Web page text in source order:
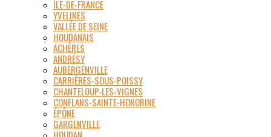
ÎLE-DE-FRANCE
YVELINES
VALLÉE DE SEINE
HOUDANAIS
ACHÈRES
ANDRÉSY
AUBERGENVILLE
CARRIÈRES-SOUS-POISSY
CHANTELOUP-LES-VIGNES
CONFLANS-SAINTE-HONORINE
ÉPÔNE
GARGENVILLE